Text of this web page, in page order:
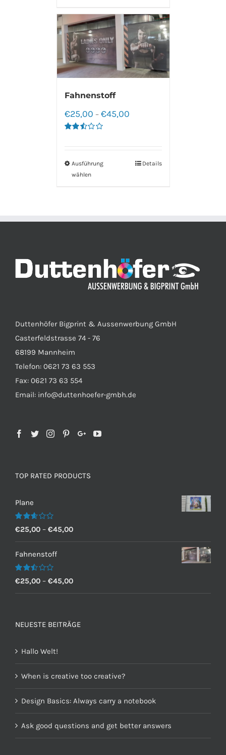
Fahnenstoff
von 5
€25,00 – €45,00
Ausführung
wählen
Details
Duttenhöfer Bigprint & Aussenwerbung GmbH
Casterfeldstrasse 74 - 76
68199 Mannheim
Telefon: 0621 73 63 553
Fax: 0621 73 63 554
Email: info@duttenhoefer-gmbh.de
TOP RATED PRODUCTS
Plane
Bewertet
mit
2.60
von 5
€25,00 – €45,00
Fahnenstoff
Bewertet
mit
2.50
€25,00 – €45,00
NEUESTE BEITRÄGE
Hallo Welt!
When is creative too creative?
Design Basics: Always carry a notebook
Ask good questions and get better answers